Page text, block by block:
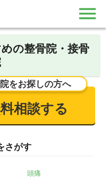
の整骨院・接骨
をお探しの方へ
相談する
さがす
頭痛